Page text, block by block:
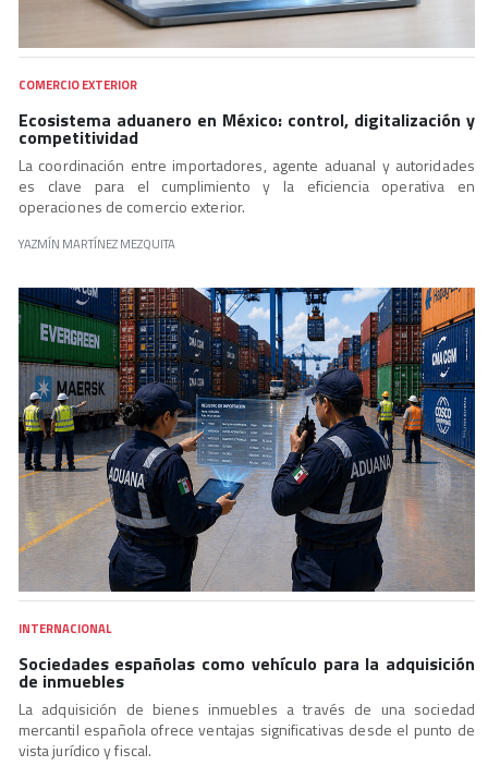
COMERCIO EXTERIOR
Ecosistema aduanero en México: control, digitalización y
competitividad
La coordinación entre importadores, agente aduanal y autoridades
es clave para el cumplimiento y la eficiencia operativa en
operaciones de comercio exterior.
YAZMÍN MARTÍNEZ MEZQUITA
INTERNACIONAL
Sociedades españolas como vehículo para la adquisición
de inmuebles
La adquisición de bienes inmuebles a través de una sociedad
mercantil española ofrece ventajas significativas desde el punto de
vista jurídico y fiscal.